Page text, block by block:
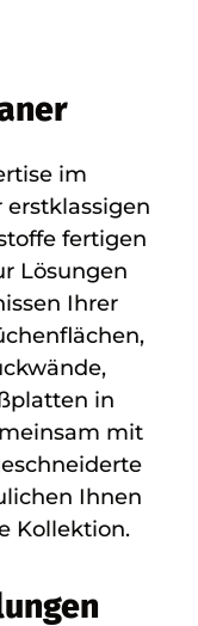
im
fertigen
Lösungen
Ihrer
in
mit
Ihnen
Kollektion.